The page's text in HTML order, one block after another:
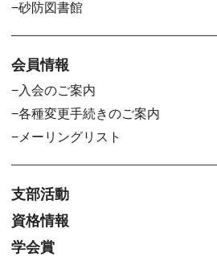
砂防図書館
会員情報
入会のご案内
各種変更手続きのご案内
メーリングリスト
支部活動
資格情報
学会賞